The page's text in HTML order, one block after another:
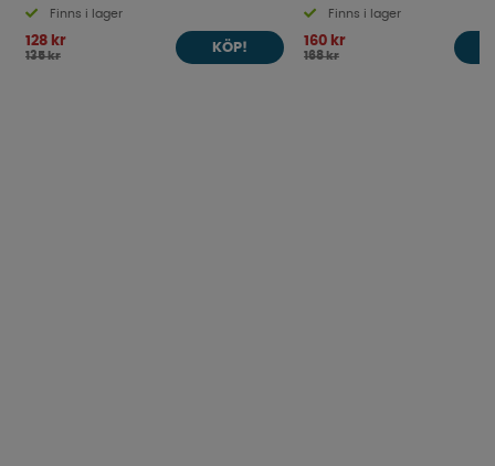
Finns i lager
128 kr
135 kr
KÖP!
Finns i lager
160 kr
168 kr